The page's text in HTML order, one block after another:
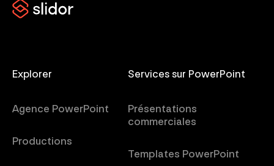
Explorer
Agence PowerPoint
Productions
Services sur PowerPoint
Présentations
commerciales
Templates PowerPoint